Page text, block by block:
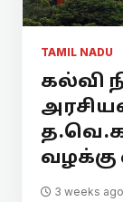
TAMIL NADU
கல்வி
3 weeks ago